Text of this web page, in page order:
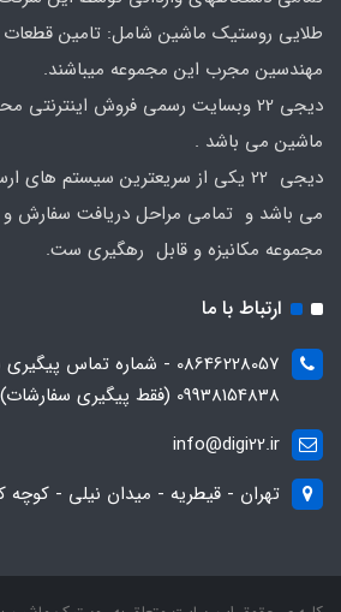
طلایی روستیک ماشین شامل: تامین
مهندسین مجرب این مجموعه میباشند.
دیجی 22 وبسایت رسمی فروش
ماشین می باشد .
دیجی 22 یکی از سریعترین سیستم های
می باشد و تمامی مراحل دریافت سفارش و
مجموعه مکانیزه و قابل رهگیری ست.
ارتباط با ما
08646228057 - شماره تماس
09938154838 (فقط پیگیری سفارشات)
info@digi22.ir
تهران - قیطریه - میدان نیلی - کوچه